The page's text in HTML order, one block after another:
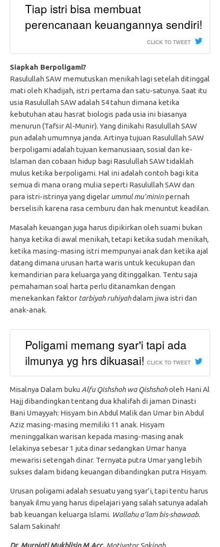
Tiap istri bisa membuat
perencanaan keuangannya sendiri!
CLICK TO TWEET
Siapkah Berpoligami?
Rasulullah SAW memutuskan menikah lagi setelah ditinggal
mati oleh Khadijah, istri pertama dan satu-satunya. Saat itu
usia Rasulullah SAW adalah 54 tahun dimana ketika
kebutuhan atau hasrat biologis pada usia ini biasanya
menurun (Tafsir Al-Munir). Yang dinikahi Rasulullah SAW
pun adalah umumnya janda. Artinya tujuan Rasulullah SAW
berpoligami adalah tujuan kemanusiaan, sosial dan ke-
Islaman dan cobaan hidup bagi Rasulullah SAW tidaklah
mulus ketika berpoligami. Hal ini adalah contoh bagi kita
semua di mana orang mulia seperti Rasulullah SAW dan
para istri-istrinya yang digelar ummul mu’mininpernah
berselisih karena rasa cemburu dan hak menuntut keadilan.
Masalah keuangan juga harus dipikirkan oleh suami bukan
hanya ketika di awal menikah, tetapi ketika sudah menikah,
ketika masing-masing istri mempunyai anak dan ketika ajal
datang dimana urusan harta waris untuk kecukupan dan
kemandirian para keluarga yang ditinggalkan. Tentu saja
pemahaman soal harta perlu ditanamkan dengan
menekankan faktor tarbiyah ruhiyahdalam jiwa istri dan
anak-anak.
Poligami memang syar'i tapi ada
ilmunya yg hrs dikuasai! CLICK TO TWEET
Misalnya Dalam buku Alfu Qishshoh wa Qishshoholeh Hani Al
Hajj dibandingkan tentang dua khalifah di jaman Dinasti
Bani Umayyah: Hisyam bin Abdul Malik dan Umar bin Abdul
Aziz masing-masing memiliki 11 anak. Hisyam
meninggalkan warisan kepada masing-masing anak
lelakinya sebesar 1 juta dinar sedangkan Umar hanya
mewarisi setengah dinar. Ternyata putra Umar yang lebih
sukses dalam bidang keuangan dibandingkan putra Hisyam.
Urusan poligami adalah sesuatu yang syar’i, tapi tentu harus
banyak ilmu yang harus dipelajari yang salah satunya adalah
bab keuangan keluarga Islami. Wallahu a’lam bis-shawaab.
Salam Sakinah!
Dr. Murniati Mukhlisin M.Acc, Motivator Sakinah